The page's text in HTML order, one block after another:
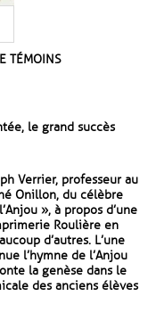
TÉMOINS
le grand succès
Verrier, professeur au
Onillon, du célèbre
», à propos d’une
Roulière en
d’autres. L’une
l’hymne de l’Anjou
la genèse dans le
des anciens élèves